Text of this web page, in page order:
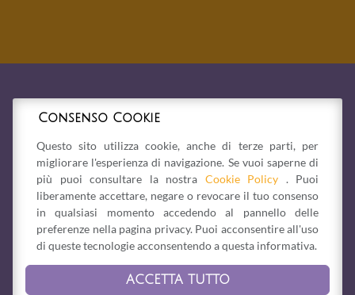
Consenso Cookie
Questo sito utilizza cookie, anche di terze parti, per
migliorare l'esperienza di navigazione. Se vuoi saperne di
più puoi consultare la nostra Cookie Policy . Puoi
liberamente accettare, negare o revocare il tuo consenso
in qualsiasi momento accedendo al pannello delle
preferenze nella pagina privacy. Puoi acconsentire all'uso
di queste tecnologie acconsentendo a questa informativa.
ACCETTA TUTTO